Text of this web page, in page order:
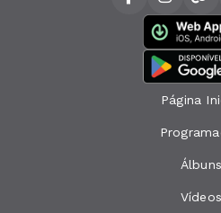
Página
Álbuns
Vídeos